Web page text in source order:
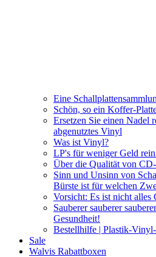
Eine
Schön, so ein Koffer-
Ersetzen Sie einen Nadel
abgenutztes Vinyl
Was ist Vinyl?
LP's für weniger Geld
Über die Qualität von CD-
Sinn und Unsinn von
Bürste ist für welchen
Vorsicht: Es ist nicht alles
Sauberer sauberer
Gesundheit!
Bestellhilfe | Plastik-
Sale
Walvis Rabattboxen